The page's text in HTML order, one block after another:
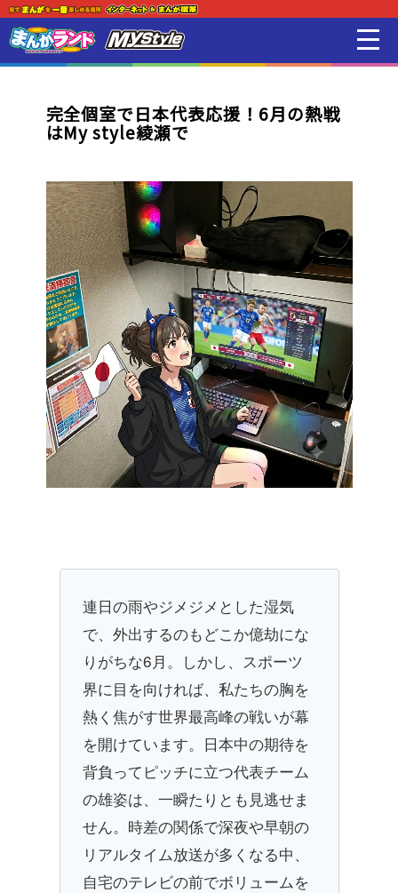
店舗一覧
スマホアプリ紹介
オンラインゲーム
映画 / アニメ / 電子書籍
新着・オススメ情報
完全個室で日本代表応援！6月の熱戦
はMy style綾瀬で
連日の雨やジメジメとした湿気
で、外出するのもどこか億劫にな
りがちな6月。しかし、スポーツ
界に目を向ければ、私たちの胸を
熱く焦がす世界最高峰の戦いが幕
を開けています。日本中の期待を
背負ってピッチに立つ代表チーム
の雄姿は、一瞬たりとも見逃せま
せん。時差の関係で深夜や早朝の
リアルタイム放送が多くなる中、
自宅のテレビの前でボリュームを